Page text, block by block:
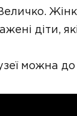
діти,
можна